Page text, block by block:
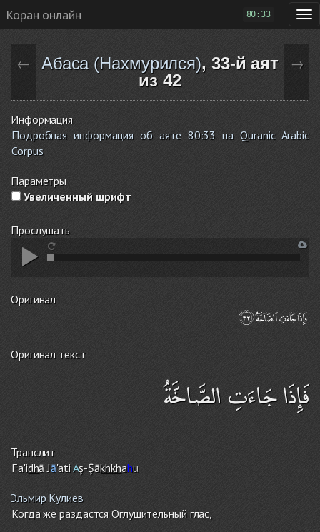
Коран онлайн 80:33
← Абаса (Нахмурился), 33-й аят
из 42
→
Информация
Подробная информация об аяте 80:33 на Quranic Arabic
Corpus
Параметры
Увеличенный шрифт
Прослушать
Оригинал
Оригинал текст
فَإِذَا جَاءَتِ الصَّاخَّةُ
Транслит
Fa'idhā Jā'atiAş-Şākhkhahu
Эльмир Кулиев
Когда же раздастся Оглушительный глас,